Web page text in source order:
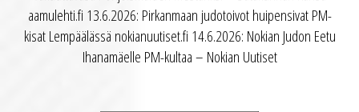
aamulehti.fi 13.6.2026: Pirkanmaan judotoivot huipensivat PM-
kisat Lempäälässä nokianuutiset.fi 14.6.2026: Nokian Judon Eetu
Ihanamäelle PM-kultaa – Nokian Uutiset